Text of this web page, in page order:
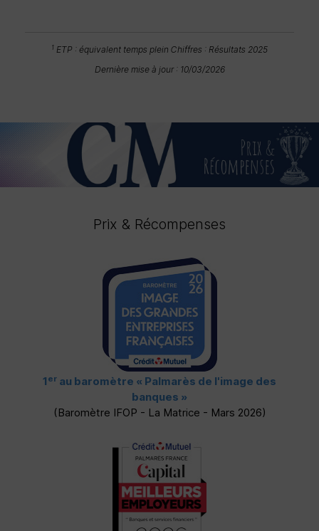
1 ETP : équivalent temps plein Chiffres : Résultats 2025
Dernière mise à jour : 10/03/2026
Prix & Récompenses
1 er au baromètre « Palmarès de l'image des
banques »
(Baromètre IFOP - La Matrice - Mars 2026)